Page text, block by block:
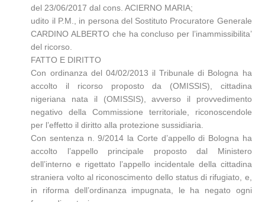
del 23/06/2017 dal cons. ACIERNO MARIA;
udito il P.M., in persona del Sostituto Procuratore Generale
CARDINO ALBERTO che ha concluso per l’inammissibilita’
del ricorso.
FATTO E DIRITTO
Con ordinanza del 04/02/2013 il Tribunale di Bologna ha
accolto il ricorso proposto da (OMISSIS), cittadina
nigeriana nata il (OMISSIS), avverso il provvedimento
negativo della Commissione territoriale, riconoscendole
per l’effetto il diritto alla protezione sussidiaria.
Con sentenza n. 9/2014 la Corte d’appello di Bologna ha
accolto l’appello principale proposto dal Ministero
dell’interno e rigettato l’appello incidentale della cittadina
straniera volto al riconoscimento dello status di rifugiato, e,
in riforma dell’ordinanza impugnata, le ha negato ogni